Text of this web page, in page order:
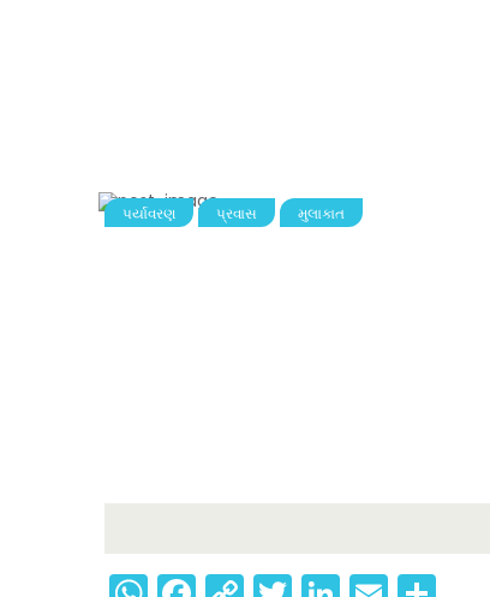
પર્યાવરણ પ્રવાસ મુલાકાત